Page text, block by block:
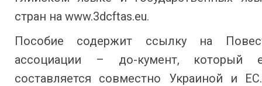
стран на www.3dcftas.eu.
Пособие содержит ссылку на
ассоциации – до-кумент, который
составляется совместно Украиной и